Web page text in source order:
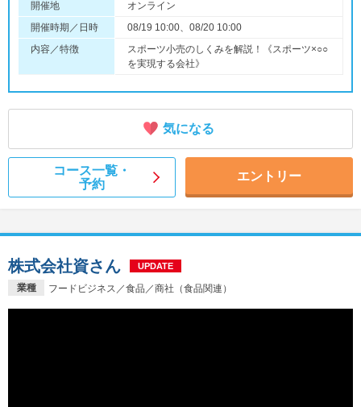
開催地
オンライン
開催時期／日時
08/19 10:00、08/20 10:00
内容／特徴
スポーツ小売のしくみを解説！《スポーツ×○○
を実現する会社》
気になる
コース一覧・
予約
エントリー
業種 フードビジネス／食品／商社（食品関連）
株式会社資さん UPDATE